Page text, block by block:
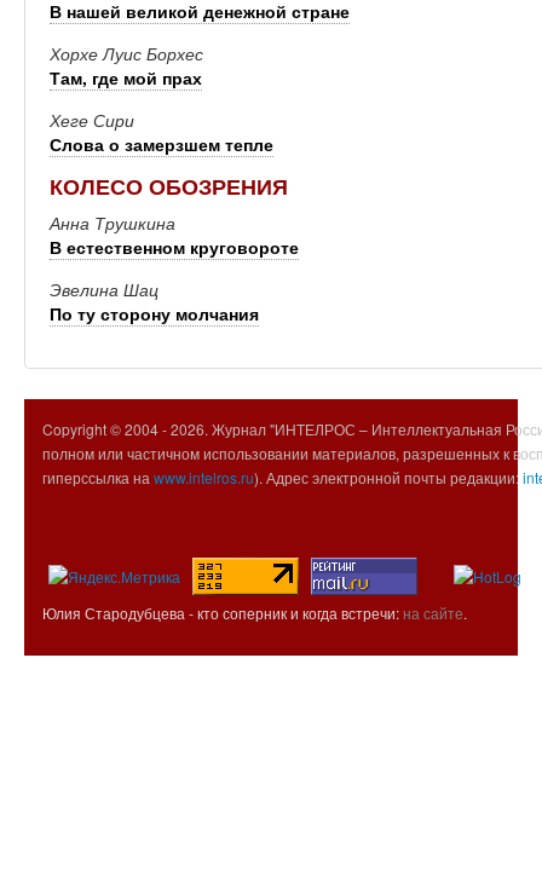
В нашей великой денежной стране
Хорхе Луис Борхес
Там, где мой прах
Хеге Сири
Слова о замерзшем тепле
КОЛЕСО ОБОЗРЕНИЯ
Анна Трушкина
В естественном круговороте
Эвелина Шац
По ту сторону молчания
Copyright © 2004 -2026. Журнал "ИНТЕЛРОС – Интеллектуальная
полном или частичном использовании материалов, разрешенных к
гиперссылка на www.intelros.ru). Адрес электронной почты редакции:
Юлия Стародубцева - кто соперник и когда встречи: на сайте.